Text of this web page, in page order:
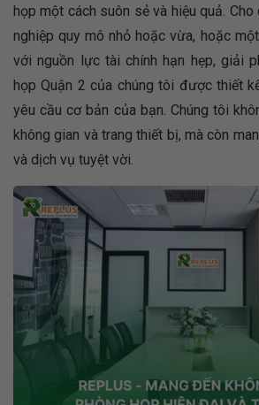
họp một cách suôn sẻ và hiệu quả.
nghiệp quy mô nhỏ hoặc vừa, hoặc
với nguồn lực tài chính hạn hẹp, giải
họp Quận 2 của chúng tôi được thiết
yêu cầu cơ bản của bạn. Chúng tôi
không gian và trang thiết bị, mà còn
và dịch vụ tuyệt vời.